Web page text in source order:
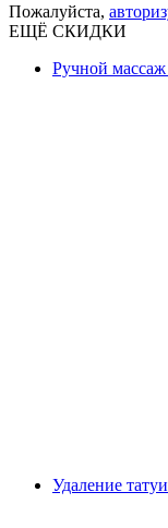
Пожалуйста,
ЕЩЁ СКИДКИ
Ручной
Удаление